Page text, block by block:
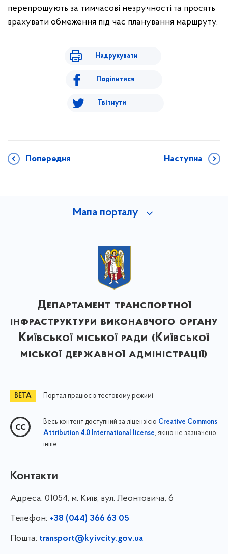
перепрошують за тимчасові незручності та просять
врахувати обмеження під час планування маршруту.
Надрукувати
Поділитися
Твітнути
Попередня Наступна
Мапа порталу
Департамент транспортної
інфраструктури виконавчого органу
Київської міської ради (Київської
міської державної адміністрації)
Портал працює в тестовому режимі
Весь контент доступний за ліцензією Creative Commons
Attribution 4.0 International license, якщо не зазначено
інше
Контакти
Адреса: 01054, м. Київ, вул. Леонтовича, 6
Телефон: +38 (044) 366 63 05
Пошта: transport@kyivcity.gov.ua